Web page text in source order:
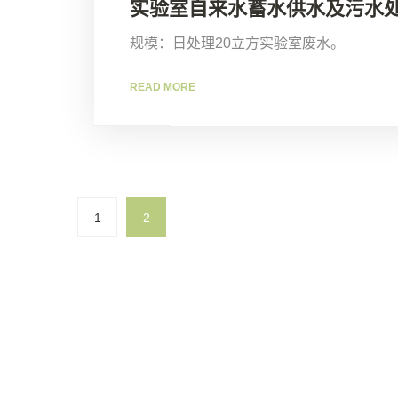
实验室自来水蓄水供水及污水
规模：日处理20立方实验室废水。
READ MORE
1 2